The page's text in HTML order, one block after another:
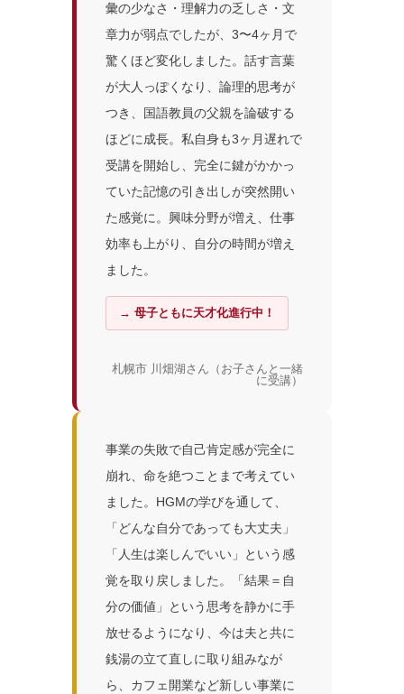
彙の少なさ・理解力の乏しさ・文
章力が弱点でしたが、3〜4ヶ月で
驚くほど変化しました。話す言葉
が大人っぽくなり、論理的思考が
つき、国語教員の父親を論破する
ほどに成長。私自身も3ヶ月遅れで
受講を開始し、完全に鍵がかかっ
ていた記憶の引き出しが突然開い
た感覚に。興味分野が増え、仕事
効率も上がり、自分の時間が増え
ました。
→ 母子ともに天才化進行中！
札幌市 川畑湖さん（お子さんと一緒
に受講）
事業の失敗で自己肯定感が完全に
崩れ、命を絶つことまで考えてい
ました。HGMの学びを通して、
「どんな自分であっても大丈夫」
「人生は楽しんでいい」という感
覚を取り戻しました。「結果＝自
分の価値」という思考を静かに手
放せるようになり、今は夫と共に
銭湯の立て直しに取り組みなが
ら、カフェ開業など新しい事業に